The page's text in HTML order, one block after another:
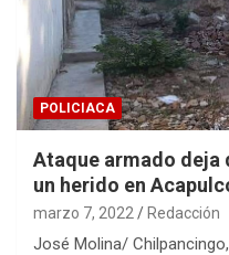
POLICIACA
Ataque armado deja
un herido en
marzo 7, 2022 Redacción
José Molina/